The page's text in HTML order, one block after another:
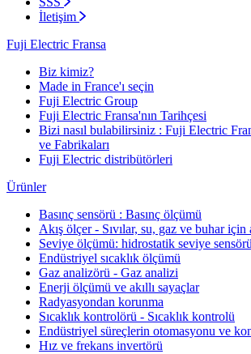
İletişim
Fuji Electric Fransa
Biz kimiz?
Made in France'ı seçin
Fuji Electric Group
Fuji Electric Fransa'nın Tarihçesi
Bizi nasıl bulabilirsiniz : Fuji Electric
ve Fabrikaları
Fuji Electric distribütörleri
Ürünler
Basınç sensörü : Basınç ölçümü
Akış ölçer - Sıvılar, su, gaz ve buhar için
Seviye ölçümü: hidrostatik seviye sensörü
Endüstriyel sıcaklık ölçümü
Gaz analizörü - Gaz analizi
Enerji ölçümü ve akıllı sayaçlar
Radyasyondan korunma
Sıcaklık kontrolörü - Sıcaklık kontrolü
Endüstriyel süreçlerin otomasyonu ve
Hız ve frekans invertörü